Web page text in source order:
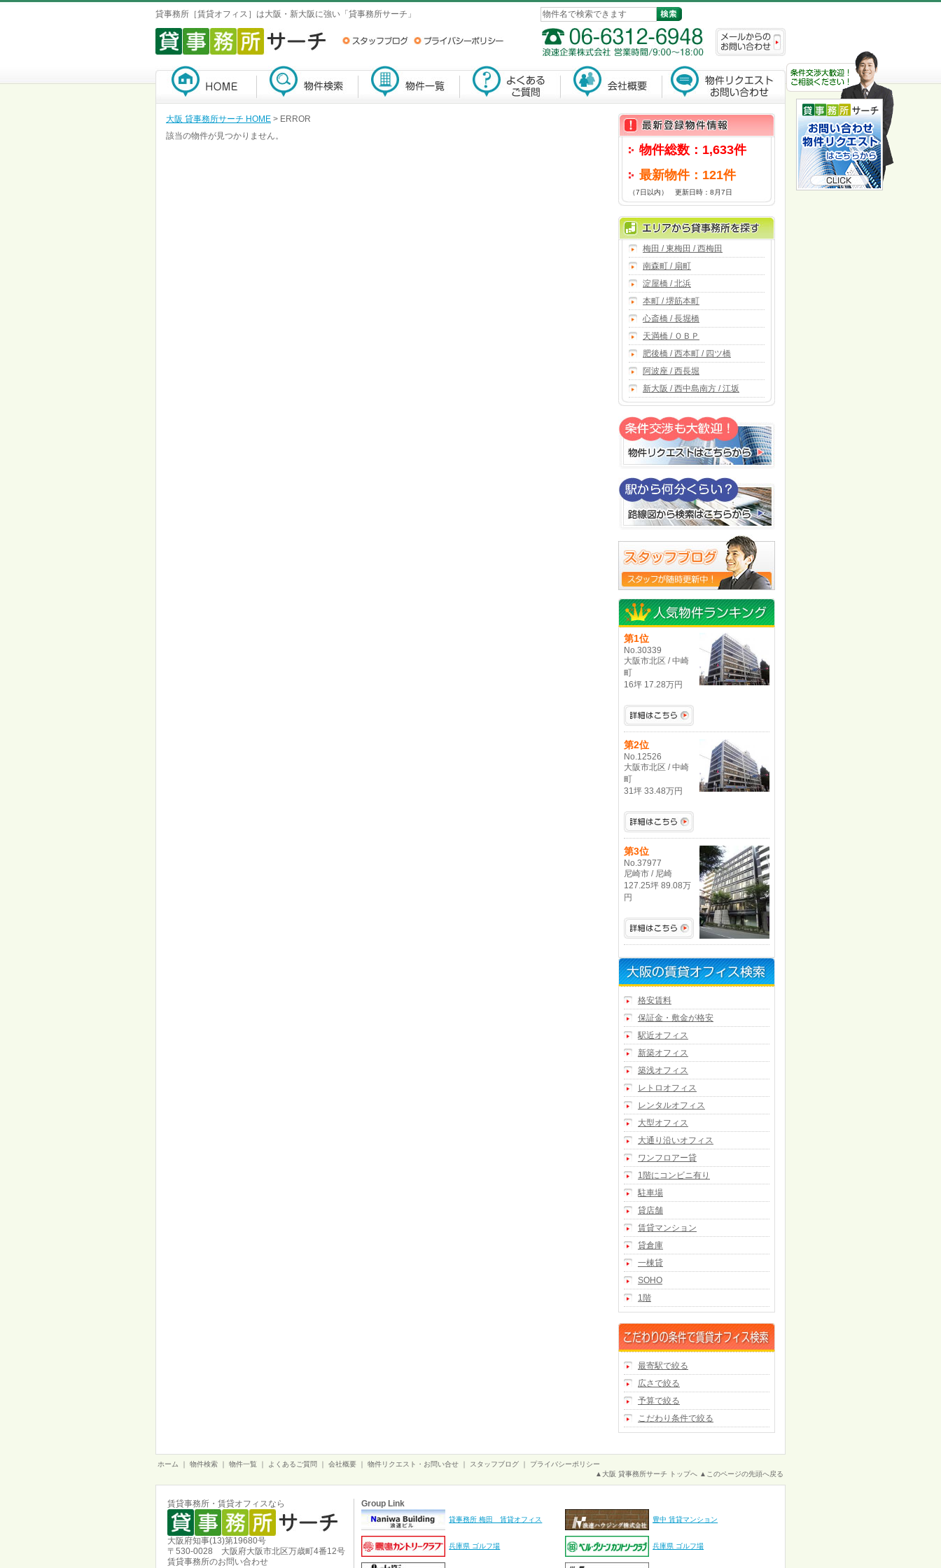
貸事務所［賃貸オフィス］は大阪・新大阪に強い「貸事務所サーチ」
大阪 貸事務所サーチ HOME > ERROR
該当の物件が見つかりません。
物件総数：1,633件
最新物件：121件
（7日以内） 更新日時：8月7日
梅田 / 東梅田 / 西梅田
南森町 / 扇町
淀屋橋 / 北浜
本町 / 堺筋本町
心斎橋 / 長堀橋
天満橋 / ＯＢＰ
肥後橋 / 西本町 / 四ツ橋
阿波座 / 西長堀
新大阪 / 西中島南方 / 江坂
第1位
No.30339
大阪市北区 / 中崎
町
16坪 17.28万円
第2位
No.12526
大阪市北区 / 中崎
町
31坪 33.48万円
第3位
No.37977
尼崎市 / 尼崎
127.25坪 89.08万
円
格安賃料
保証金・敷金が格安
駅近オフィス
新築オフィス
築浅オフィス
レトロオフィス
レンタルオフィス
大型オフィス
大通り沿いオフィス
ワンフロアー貸
1階にコンビニ有り
駐車場
貸店舗
賃貸マンション
貸倉庫
一棟貸
SOHO
1階
最寄駅で絞る
広さで絞る
予算で絞る
こだわり条件で絞る
ホーム 物件検索 物件一覧 よくあるご質問 会社概要 物件リクエスト・お問い合せ スタッフブログ
プライバシーポリシー
▲大阪 貸事務所サーチ トップへ ▲このページの先頭へ戻る
賃貸事務所・賃貸オフィスなら
大阪府知事(13)第19680号
〒530-0028 大阪府大阪市北区万歳町4番12号
賃貸事務所のお問い合わせ
Group Link
貸事務所 梅田 賃貸オフィス 豊中 賃貸マンション
兵庫県 ゴルフ場 兵庫県 ゴルフ場